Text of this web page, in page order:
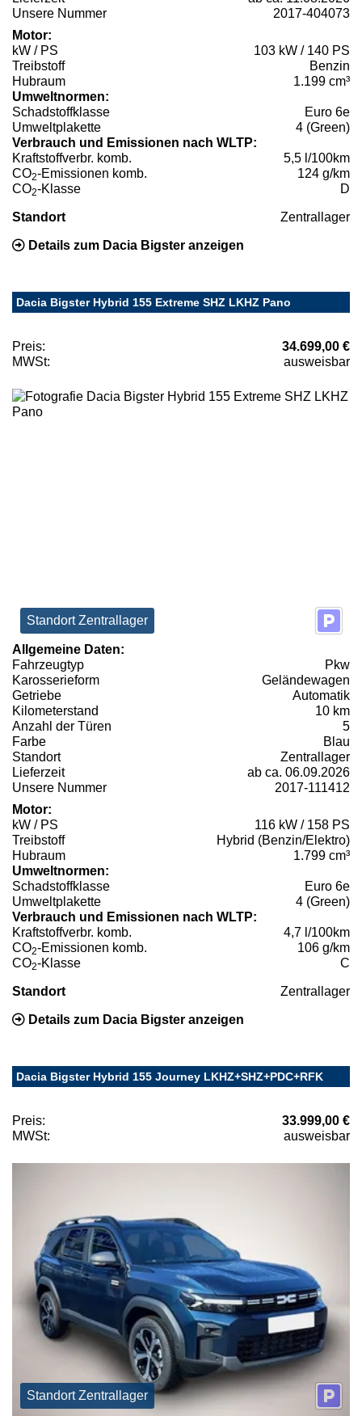
Unsere Nummer
2017-404073
Motor:
kW / PS
103 kW / 140 PS
Treibstoff
Benzin
Hubraum
1.199 cm³
Umweltnormen:
Schadstoffklasse
Euro 6e
Umweltplakette
4 (Green)
Verbrauch und Emissionen nach WLTP:
Kraftstoffverbr. komb.
5,5 l/100km
CO2-Emissionen komb.
124 g/km
CO2-Klasse D
Standort Zentrallager
Details zum Dacia Bigster anzeigen
Dacia Bigster Hybrid 155 Extreme SHZ LKHZ Pano
Preis:
34.699,00 €
MWSt:
ausweisbar
Standort Zentrallager
Allgemeine Daten:
Fahrzeugtyp
Pkw
Karosserieform
Geländewagen
Getriebe
Automatik
Kilometerstand
10 km
Anzahl der Türen
5
Farbe
Blau
Standort
Zentrallager
Lieferzeit
ab ca. 06.09.2026
Unsere Nummer
2017-111412
Motor:
kW / PS
116 kW / 158 PS
Treibstoff
Hybrid (Benzin/Elektro)
Hubraum
1.799 cm³
Umweltnormen:
Schadstoffklasse
Euro 6e
Umweltplakette
4 (Green)
Verbrauch und Emissionen nach WLTP:
Kraftstoffverbr. komb.
4,7 l/100km
CO2-Emissionen komb.
106 g/km
CO2-Klasse C
Standort Zentrallager
Details zum Dacia Bigster anzeigen
Dacia Bigster Hybrid 155 Journey LKHZ+SHZ+PDC+RFK
Preis:
33.999,00 €
MWSt:
ausweisbar
Standort Zentrallager